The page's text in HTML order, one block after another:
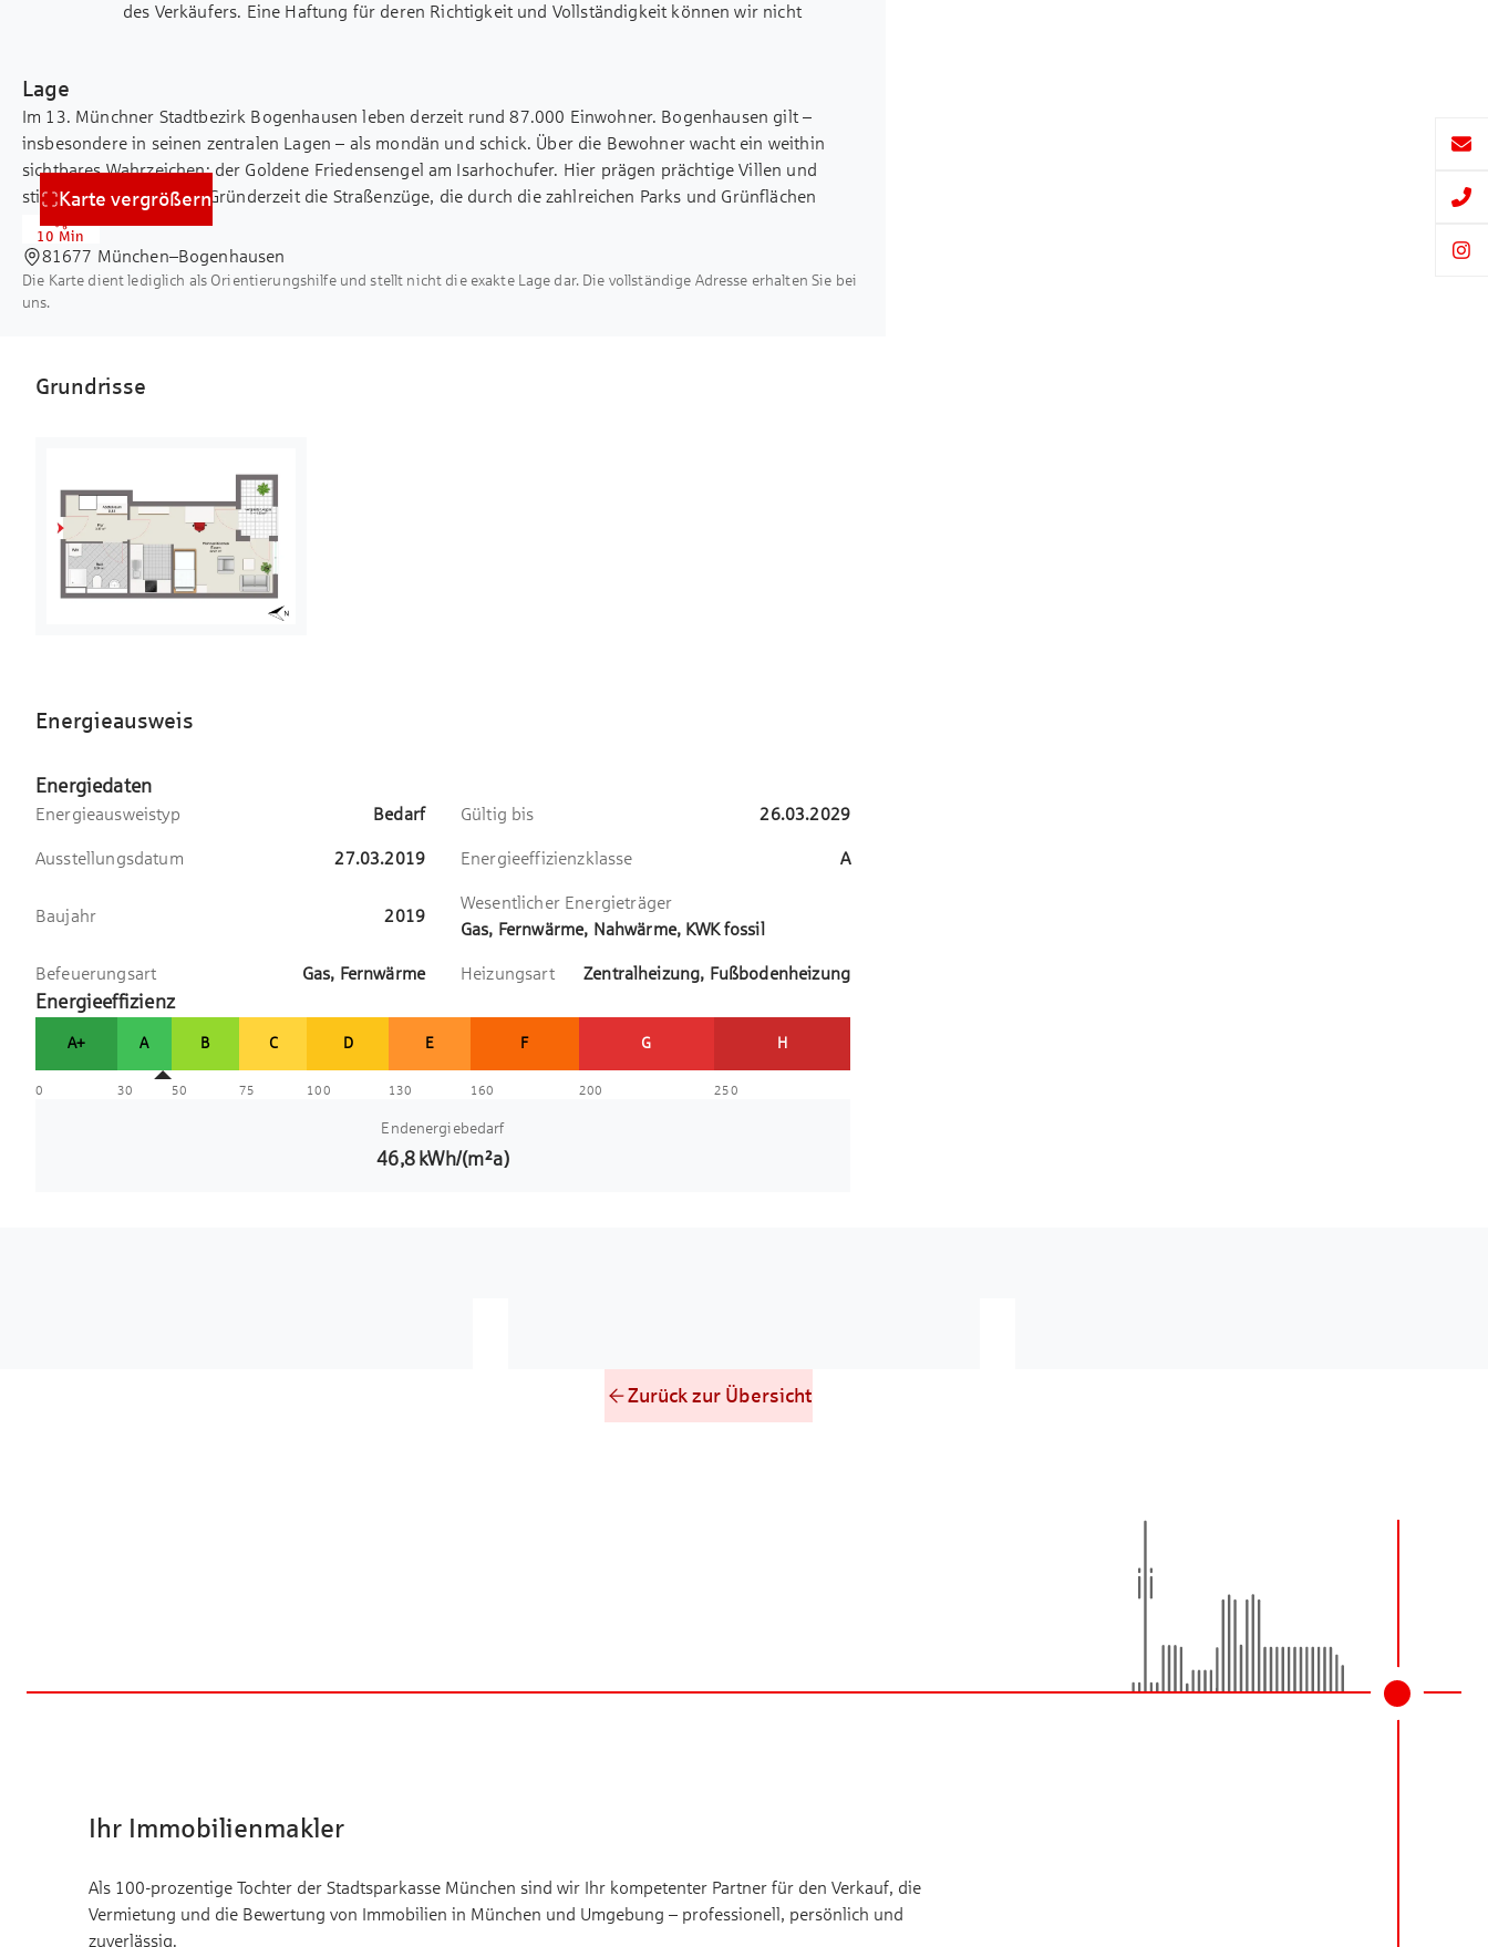
des Verkäufers. Eine Haftung für deren Richtigkeit und Vollständigkeit können wir nicht
Lage
Im 13. Münchner Stadtbezirk Bogenhausen leben derzeit rund 87.000 Einwohner. Bogenhausen gilt –
insbesondere in seinen zentralen Lagen – als mondän und schick. Über die Bewohner wacht ein weithin
sichtbares Wahrzeichen: der Goldene Friedensengel am Isarhochufer. Hier prägen prächtige Villen und
stilvolle Bauten aus der Gründerzeit die Straßenzüge, die durch die zahlreichen Parks und Grünflächen
unterbrochen werden. Die Isarauen und der Englische Garten sind nur einen Steinwurf entfernt und laden
zu ausgedehnten Joggingrunden und Spaziergängen ein. Die Lage besticht durch ihre hervorragende
Infrastruktur. Ob mit dem Auto über den Mittleren Ring und die A94 oder mit den öffentlichen
Verkehrsmitteln direkt ab der Haustür – alle Ziele sind in kurzer Zeit erreichbar. Auch mit dem Fahrrad ist
Neben luxuriösen Büroflächen gibt es im öffentlich zugänglichen Erdgeschoss u.a. ein Fitnessstudio,
10 Min
Karte vergrößern
81677 München–Bogenhausen
Die Karte dient lediglich als Orientierungshilfe und stellt nicht die exakte Lage dar. Die vollständige Adresse erhalten Sie bei
uns.
Grundrisse
Energieausweis
Energiedaten
Energieausweistyp Bedarf Gültig bis 26.03.2029
Ausstellungsdatum 27.03.2019 Energieeffizienzklasse A
Baujahr 2019
Wesentlicher Energieträger
Gas, Fernwärme, Nahwärme, KWK fossil
Befeuerungsart Gas, Fernwärme Heizungsart Zentralheizung, Fußbodenheizung
Energieeffizienz
A+ A B C D E F G H
0 30 50 75 100 130 160 200 250
Endenergiebedarf
46,8 kWh/(m²a)
Zurück zur Übersicht
Ihr Immobilienmakler
Als 100-prozentige Tochter der Stadtsparkasse München sind wir Ihr kompetenter Partner für den Verkauf, die
Vermietung und die Bewertung von Immobilien in München und Umgebung – professionell, persönlich und
zuverlässig.